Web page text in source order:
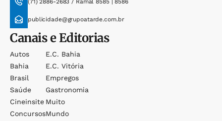
(71) 2886-2683 / Ramal 8585 | 8586
publicidade@grupoatarde.com.br
Canais e Editorias
Autos
Bahia
Brasil
Saúde
Cineinsite
Concursos
E.c. Bahia
E.c. Vitória
Empregos
Gastronomia
Muito
Mundo